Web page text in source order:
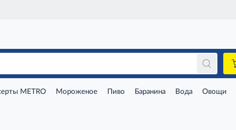
METRO Мороженое Пиво Баранина Вода Овощи